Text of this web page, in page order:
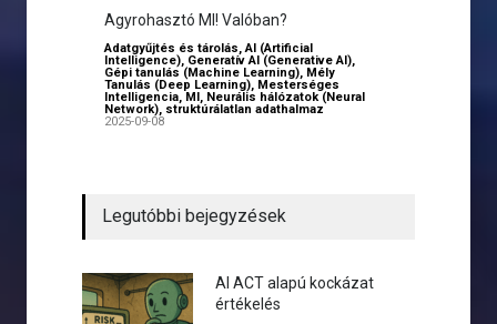
Agyrohasztó MI! Valóban?
Adatgyűjtés és tárolás,AI (Artificial
Intelligence), Generatív AI (Generative AI),
Gépi tanulás (Machine Learning), Mély
Tanulás (Deep Learning), Mesterséges
Intelligencia, MI, Neurális hálózatok (Neural
Network), struktúrálatlan adathalmaz
2025-09-08
Legutóbbi bejegyzések
AI ACT alapú kockázat
értékelés